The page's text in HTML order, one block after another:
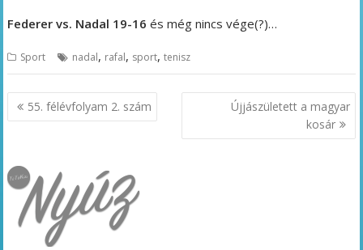
Federer vs. Nadal 19-16 és még nincs vége(?)…
Sport nadal, rafal, sport,tenisz
Bejegyzés
navigáció
55. félévfolyam 2. szám
Újjászületett a magyar
kosár